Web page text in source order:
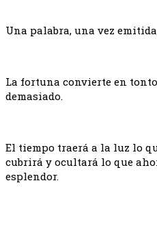
Una palabra, una vez
La fortuna convierte en
demasiado.
El tiempo traerá a la luz lo
cubrirá y ocultará lo que
esplendor.